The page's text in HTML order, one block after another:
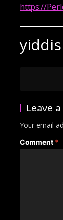
https://
Leave
Your email
Comment *